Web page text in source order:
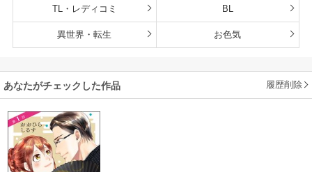
TL・レディコミ BL
異世界・転生 お色気
あなたがチェックした作品 履歴削除